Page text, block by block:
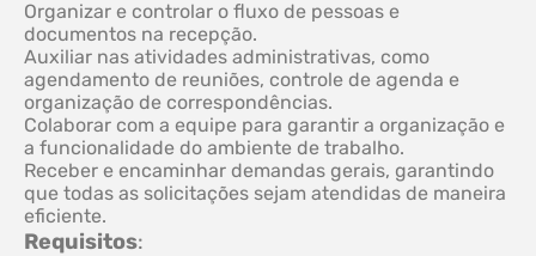
Organizar e controlar o fluxo de pessoas e
documentos na recepção.
Auxiliar nas atividades administrativas, como
agendamento de reuniões, controle de agenda e
organização de correspondências.
Colaborar com a equipe para garantir a organização e
a funcionalidade do ambiente de trabalho.
Receber e encaminhar demandas gerais, garantindo
que todas as solicitações sejam atendidas de maneira
eficiente.
Requisitos: